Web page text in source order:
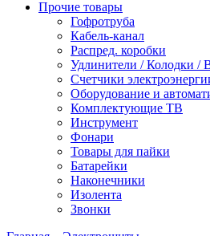
Прочие товары
Гофротруба
Кабель-канал
Распред. коробки
Удлинители / Колодки /
Счетчики
Оборудование и
Комплектующие ТВ
Инструмент
Фонари
Товары для пайки
Батарейки
Наконечники
Изолента
Звонки